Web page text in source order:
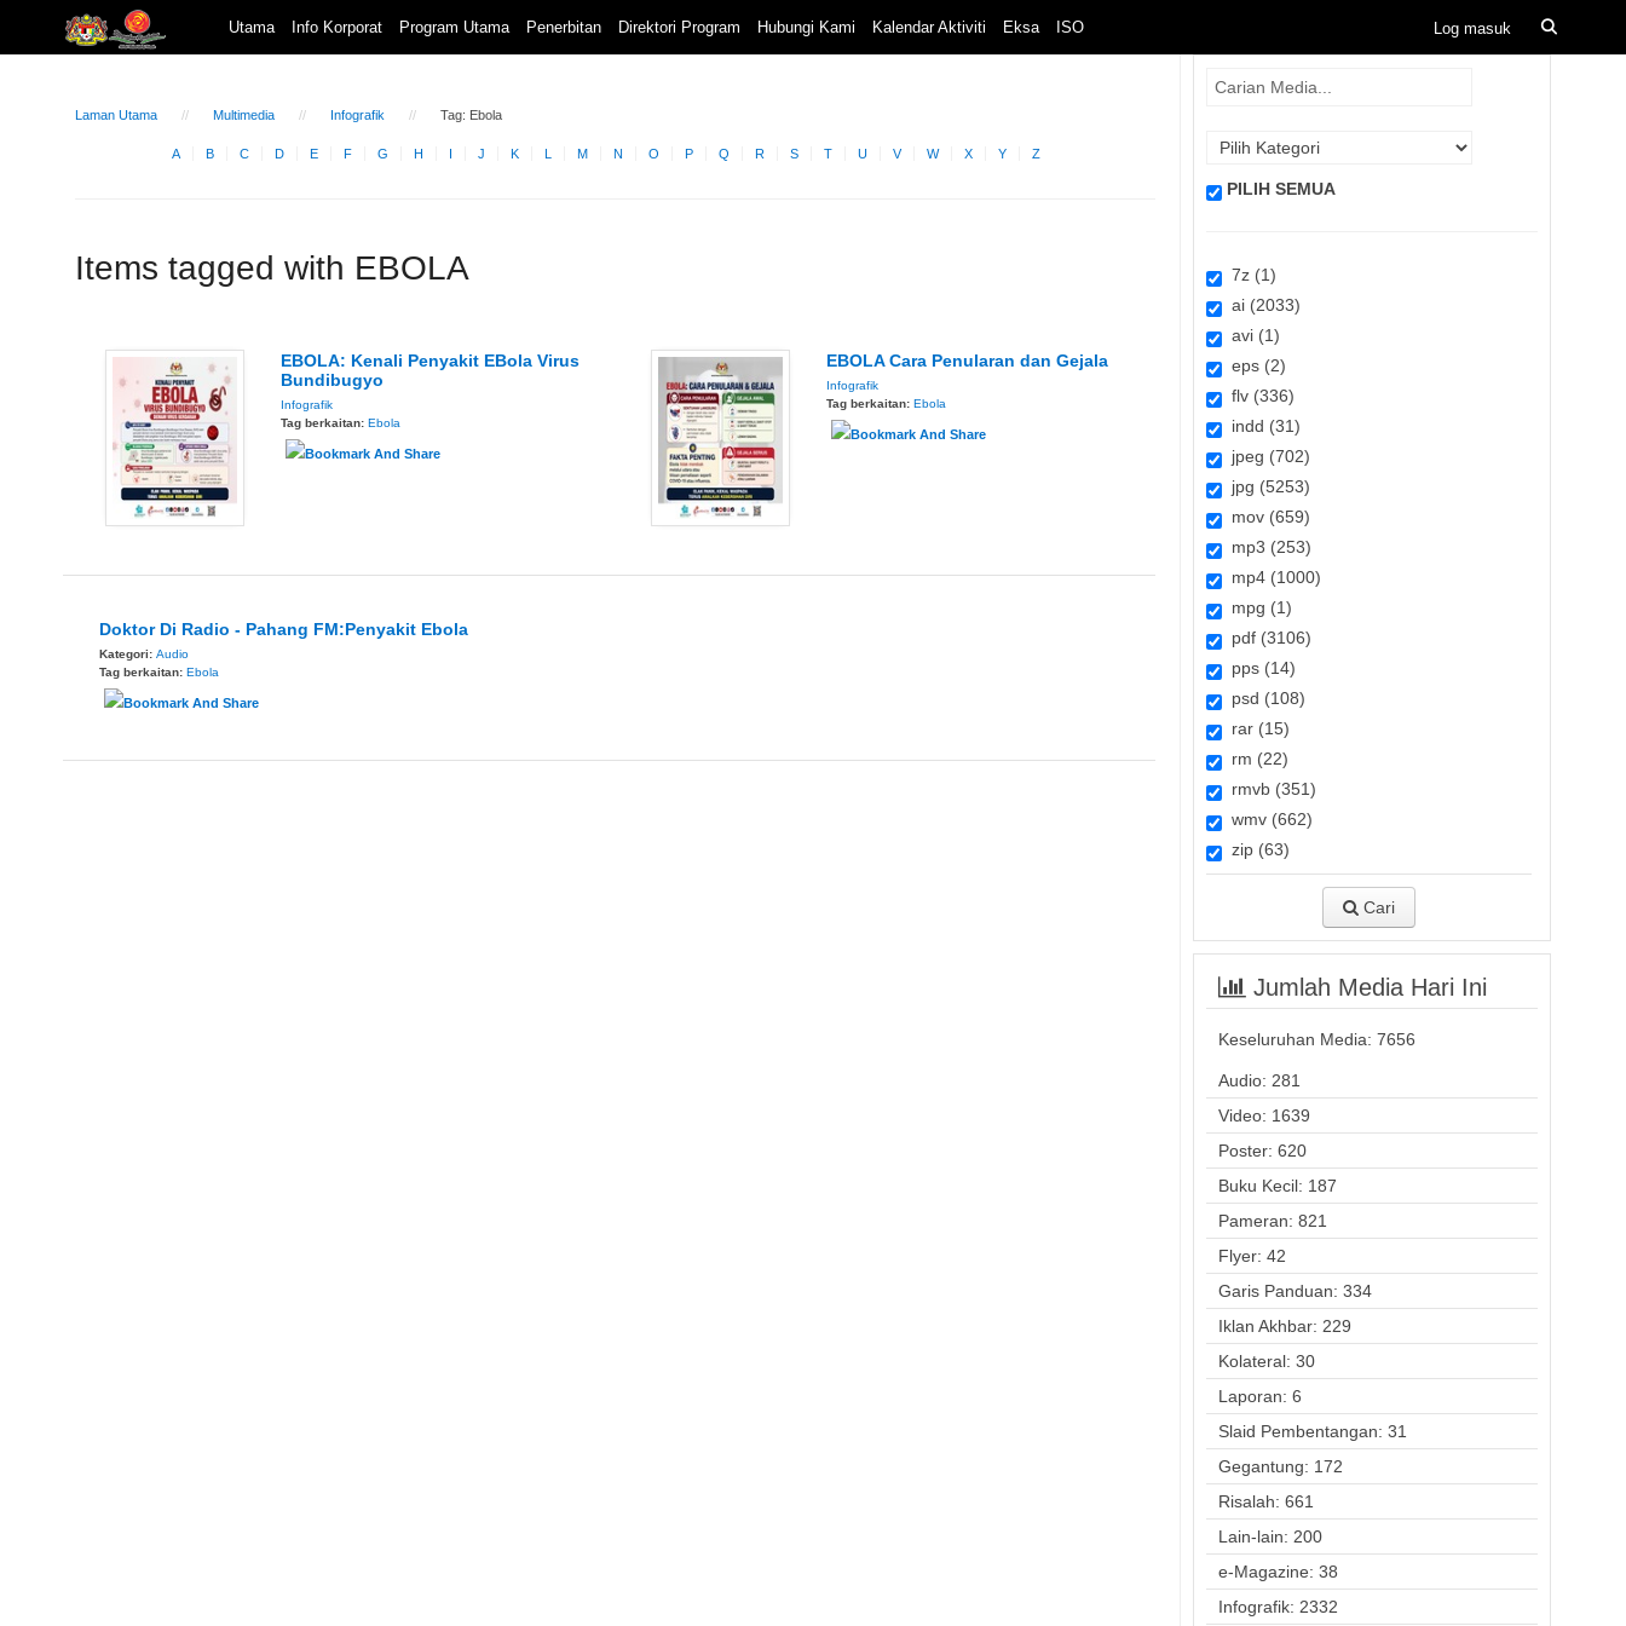
Utama Info Korporat Program Utama Penerbitan Direktori Program Hubungi Kami Kalendar Aktiviti Eksa ISO
Laman Utama Multimedia Infografik Tag: Ebola
A B C D E F G H I J K L M N O P Q R S T U V W X Y Z
Items tagged with EBOLA
EBOLA: Kenali Penyakit EBola Virus
Bundibugyo
Infografik
Tag berkaitan: Ebola
EBOLA Cara Penularan dan Gejala
Infografik
Tag berkaitan:Ebola
Doktor Di Radio - Pahang FM:Penyakit Ebola
Kategori: Audio
Tag berkaitan: Ebola
PILIH SEMUA
7z (1)
ai (2033)
avi (1)
eps (2)
flv (336)
indd (31)
jpeg (702)
jpg (5253)
mov (659)
mp3 (253)
mp4 (1000)
mpg (1)
pdf (3106)
pps (14)
psd (108)
rar (15)
rm (22)
rmvb (351)
wmv (662)
zip (63)
Cari
Jumlah Media Hari Ini
Keseluruhan Media: 7656
Audio: 281
Video: 1639
Poster: 620
Buku Kecil: 187
Pameran: 821
Flyer: 42
Garis Panduan: 334
Iklan Akhbar: 229
Kolateral: 30
Laporan: 6
Slaid Pembentangan: 31
Gegantung: 172
Risalah: 661
Lain-lain: 200
e-Magazine: 38
Infografik: 2332